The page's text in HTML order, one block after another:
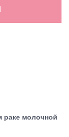
раке молочной